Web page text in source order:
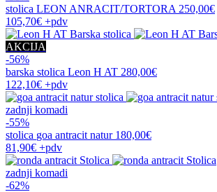
stolica LEON ANRACIT/TORTORA 250,00€
105,70€ +pdv
AKCIJA
-56%
barska stolica Leon H AT 280,00€
122,10€ +pdv
zadnji komadi
-55%
stolica goa antracit natur 180,00€
81,90€ +pdv
zadnji komadi
-62%